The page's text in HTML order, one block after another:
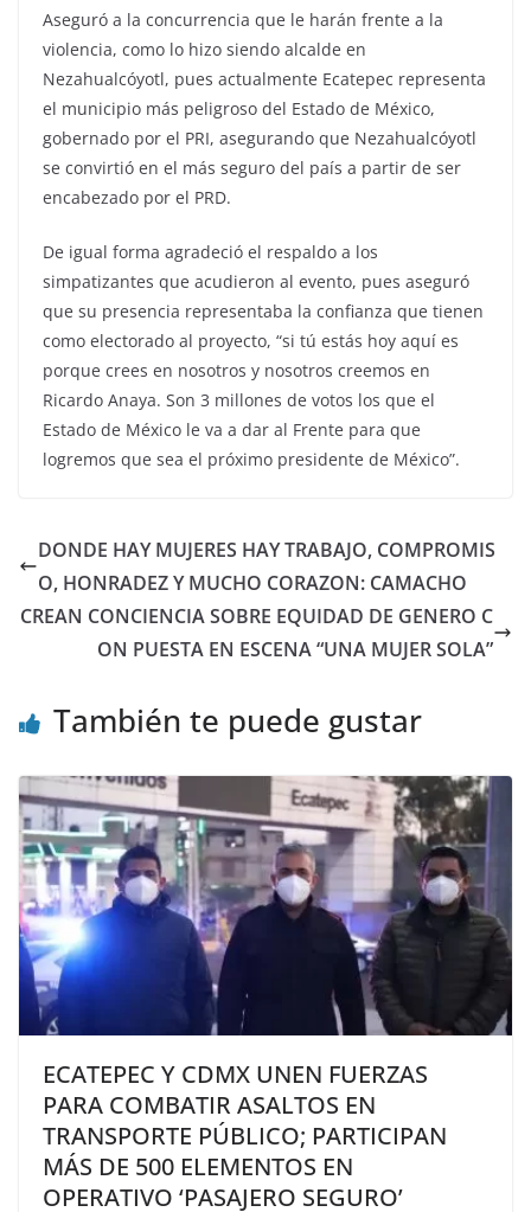
Aseguró a la concurrencia que le harán frente a la
violencia, como lo hizo siendo alcalde en
Nezahualcóyotl, pues actualmente Ecatepec representa
el municipio más peligroso del Estado de México,
gobernado por el PRI, asegurando que Nezahualcóyotl
se convirtió en el más seguro del país a partir de ser
encabezado por el PRD.
De igual forma agradeció el respaldo a los
simpatizantes que acudieron al evento, pues aseguró
que su presencia representaba la confianza que tienen
como electorado al proyecto, “si tú estás hoy aquí es
porque crees en nosotros y nosotros creemos en
Ricardo Anaya. Son 3 millones de votos los que el
Estado de México le va a dar al Frente para que
logremos que sea el próximo presidente de México”.
DONDE HAY MUJERES HAY TRABAJO, COMPROMIS
O, HONRADEZ Y MUCHO CORAZON: CAMACHO
CREAN CONCIENCIA SOBRE EQUIDAD DE GENERO C
ON PUESTA EN ESCENA “UNA MUJER SOLA”
También te puede gustar
ECATEPEC Y CDMX UNEN FUERZAS
PARA COMBATIR ASALTOS EN
TRANSPORTE PÚBLICO; PARTICIPAN
MÁS DE 500 ELEMENTOS EN
OPERATIVO ‘PASAJERO SEGURO’